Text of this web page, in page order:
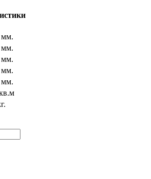
мм.
мм.
мм.
мм.
мм.